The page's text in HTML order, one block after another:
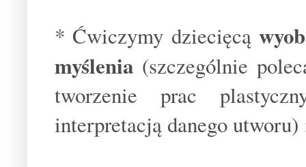
* Ćwiczymy dziecięcą
myślenia (szczególnie
tworzenie prac
interpretacją danego utworu)